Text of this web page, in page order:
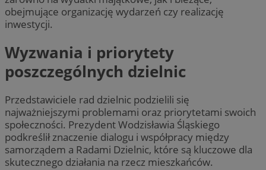
obejmujące organizację wydarzeń czy realizację
inwestycji.
Wyzwania i priorytety
poszczególnych dzielnic
Przedstawiciele rad dzielnic podzielili się
najważniejszymi problemami oraz priorytetami swoich
społeczności. Prezydent Wodzisławia Śląskiego
podkreślił znaczenie dialogu i współpracy między
samorządem a Radami Dzielnic, które są kluczowe dla
skutecznego działania na rzecz mieszkańców.